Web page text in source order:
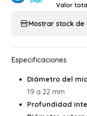
Valor
Mostrar stock de
Diámetro del
19 a 22 mm
Profundidad